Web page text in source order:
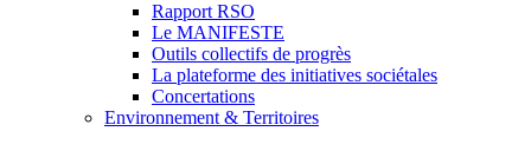
Rapport RSO
Le MANIFESTE
Outils collectifs de progrès
La plateforme des initiatives sociétales
Concertations
Environnement & Territoires